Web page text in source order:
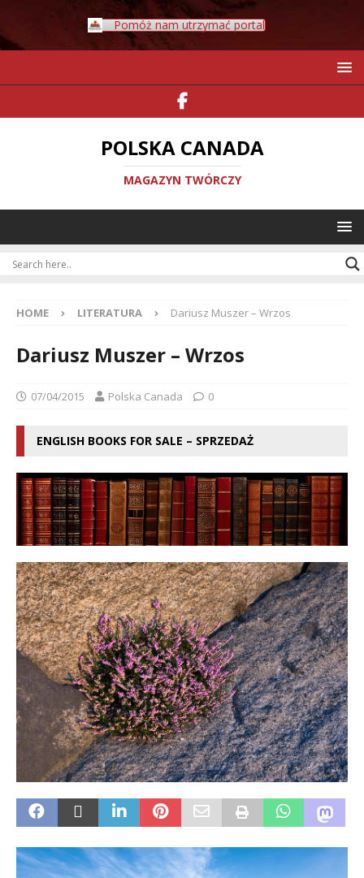
Pomóż nam utrzymać portal
POLSKA CANADA
MAGAZYN TWÓRCZY
HOME LITERATURA Dariusz Muszer – Wrzos
Dariusz Muszer – Wrzos
07/04/2015 Polska Canada 0
ENGLISH BOOKS FOR SALE – SPRZEDAŻ